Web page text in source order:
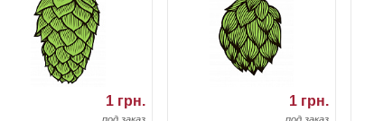
1 грн. 1 грн.